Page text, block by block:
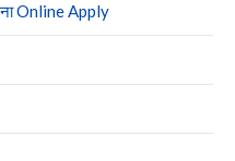
Online Apply